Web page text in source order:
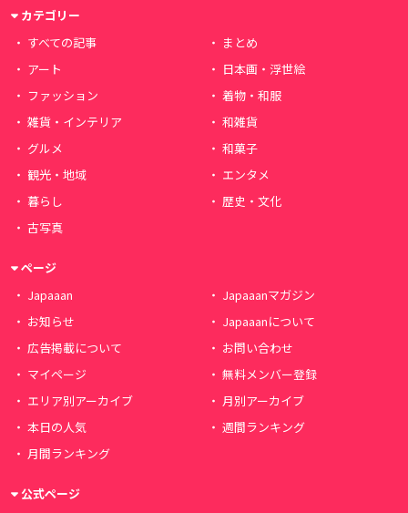
カテゴリー
すべての記事
まとめ
アート
日本画・浮世絵
ファッション
着物・和服
雑貨・インテリア
和雑貨
グルメ
和菓子
観光・地域
エンタメ
暮らし
歴史・文化
古写真
ページ
Japaaan
Japaaanマガジン
お知らせ
Japaaanについて
広告掲載について
お問い合わせ
マイページ
無料メンバー登録
エリア別アーカイブ
月別アーカイブ
本日の人気
週間ランキング
月間ランキング
公式ページ